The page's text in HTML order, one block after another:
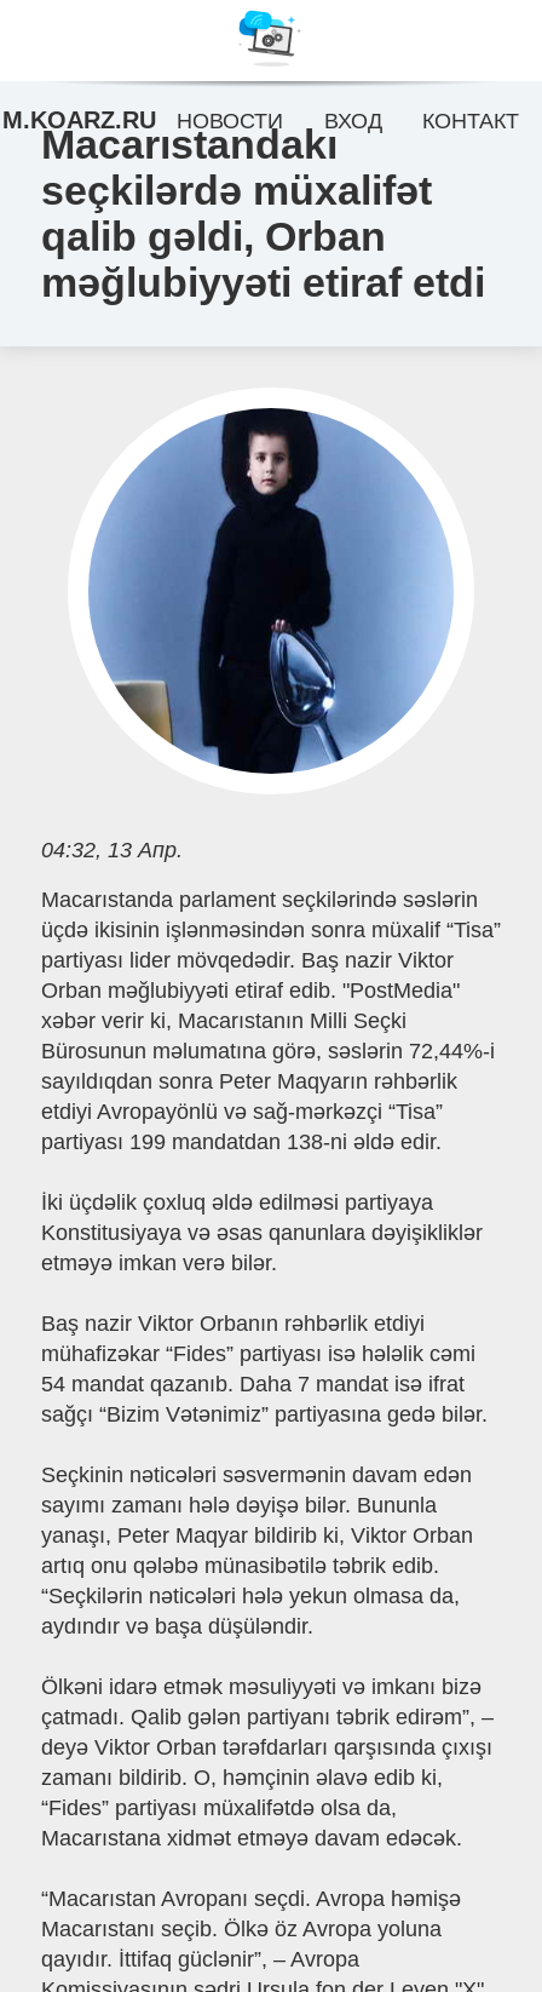
Macarıstandakı
seçkilərdə müxalifət
qalib gəldi, Orban
məğlubiyyəti etiraf etdi
04:32, 13 Апр.
Macarıstanda parlament seçkilərində səslərin
üçdə ikisinin işlənməsindən sonra müxalif “Tisa”
partiyası lider mövqedədir. Baş nazir Viktor
Orban məğlubiyyəti etiraf edib. "PostMedia"
xəbər verir ki, Macarıstanın Milli Seçki
Bürosunun məlumatına görə, səslərin 72,44%-i
sayıldıqdan sonra Peter Maqyarın rəhbərlik
etdiyi Avropayönlü və sağ-mərkəzçi “Tisa”
partiyası 199 mandatdan 138-ni əldə edir.
İki üçdəlik çoxluq əldə edilməsi partiyaya
Konstitusiyaya və əsas qanunlara dəyişikliklər
etməyə imkan verə bilər.
Baş nazir Viktor Orbanın rəhbərlik etdiyi
mühafizəkar “Fides” partiyası isə hələlik cəmi
54 mandat qazanıb. Daha 7 mandat isə ifrat
sağçı “Bizim Vətənimiz” partiyasına gedə bilər.
Seçkinin nəticələri səsvermənin davam edən
sayımı zamanı hələ dəyişə bilər. Bununla
yanaşı, Peter Maqyar bildirib ki, Viktor Orban
artıq onu qələbə münasibətilə təbrik edib.
“Seçkilərin nəticələri hələ yekun olmasa da,
aydındır və başa düşüləndir.
Ölkəni idarə etmək məsuliyyəti və imkanı bizə
çatmadı. Qalib gələn partiyanı təbrik edirəm”, –
deyə Viktor Orban tərəfdarları qarşısında çıxışı
zamanı bildirib. O, həmçinin əlavə edib ki,
“Fides” partiyası müxalifətdə olsa da,
Macarıstana xidmət etməyə davam edəcək.
“Macarıstan Avropanı seçdi. Avropa həmişə
Macarıstanı seçib. Ölkə öz Avropa yoluna
qayıdır. İttifaq güclənir”, – Avropa
M.KOARZ.RU НОВОСТИ ВХОД КОНТАКТ